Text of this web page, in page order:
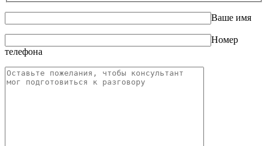
Ваше имя
Номер
телефона